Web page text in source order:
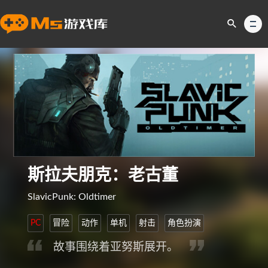
斯拉夫朋克：老古董
SlavicPunk: Oldtimer
PC 冒险 动作 单机 射击 角色扮演
故事围绕着亚努斯展开。